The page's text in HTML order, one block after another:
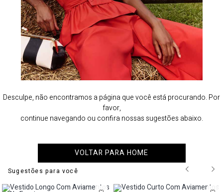
Desculpe, não encontramos a página que você está procurando. Por
favor,
continue navegando ou confira nossas sugestões abaixo.
VOLTAR PARA HOME
Sugestões para você